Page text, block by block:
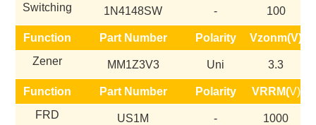
Switching
1N4148SW - 100
Function Part Number Polarity
Vzonm(V)
Zener
MM1Z3V3 Uni 3.3
Function Part Number Polarity VRRM(V)
FRD
US1M - 1000